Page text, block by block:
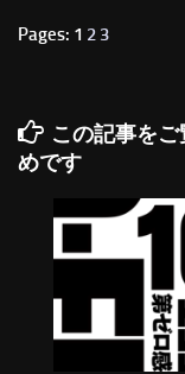
Pages: 1 2 3
この記事を
めです